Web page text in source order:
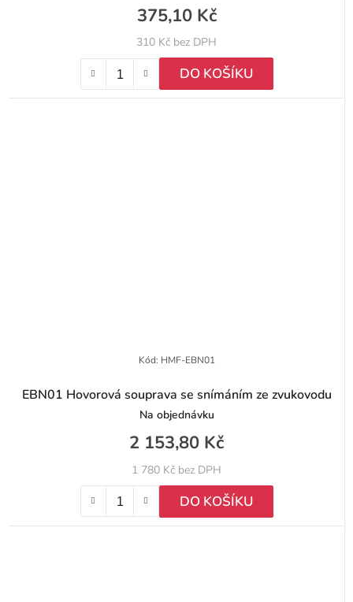
310 Kč bez DPH
375,10 Kč
DO KOŠÍKU
EBN01 Hovorová souprava se snímáním ze zvukovodu
Na objednávku
1 780 Kč bez DPH
2 153,80 Kč
DO KOŠÍKU
Kód: HMF-EBN01